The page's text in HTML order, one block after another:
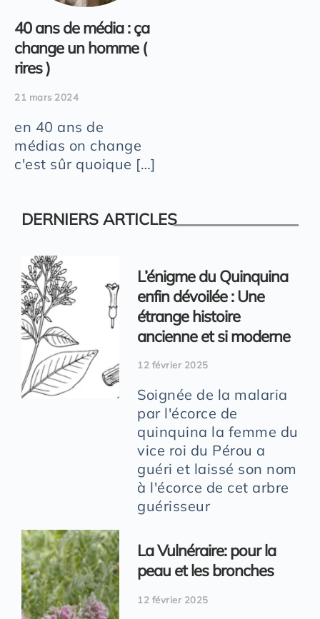
40 ans de média : ça
change un homme (
rires )
21 mars 2024
en 40 ans de
médias on change
c'est sûr quoique […]
DERNIERS ARTICLES
L’énigme du Quinquina
enfin dévoilée : Une
étrange histoire
ancienne et si moderne
12 février 2025
Soignée de la malaria
par l'écorce de
quinquina la femme du
vice roi du Pérou a
guéri et laissé son nom
à l'écorce de cet arbre
guérisseur
La Vulnéraire: pour la
peau et les bronches
12 février 2025